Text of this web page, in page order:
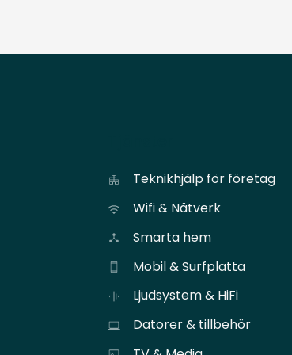
Teknikhjälp för företag
Wifi & Nätverk
Smarta hem
Mobil & Surfplatta
Ljudsystem & HiFi
Datorer & tillbehör